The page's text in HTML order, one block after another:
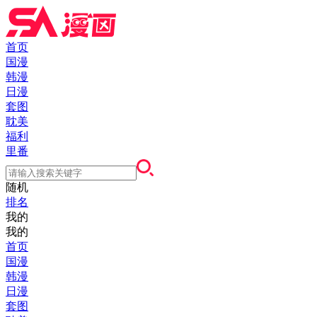
首页
国漫
韩漫
日漫
套图
耽美
福利
里番
随机
排名
我的
我的
首页
国漫
韩漫
日漫
套图